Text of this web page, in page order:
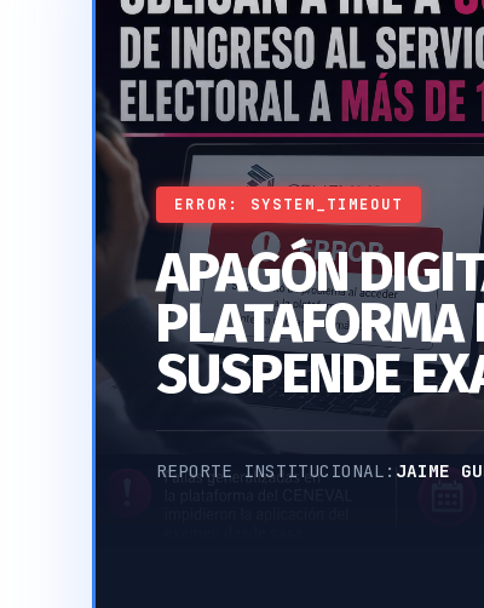
ERROR: SYSTEM_TIMEOUT
APAGÓN
PLATAFORMA
SUSPENDE
REPORTE INSTITUCIONAL: JAIME